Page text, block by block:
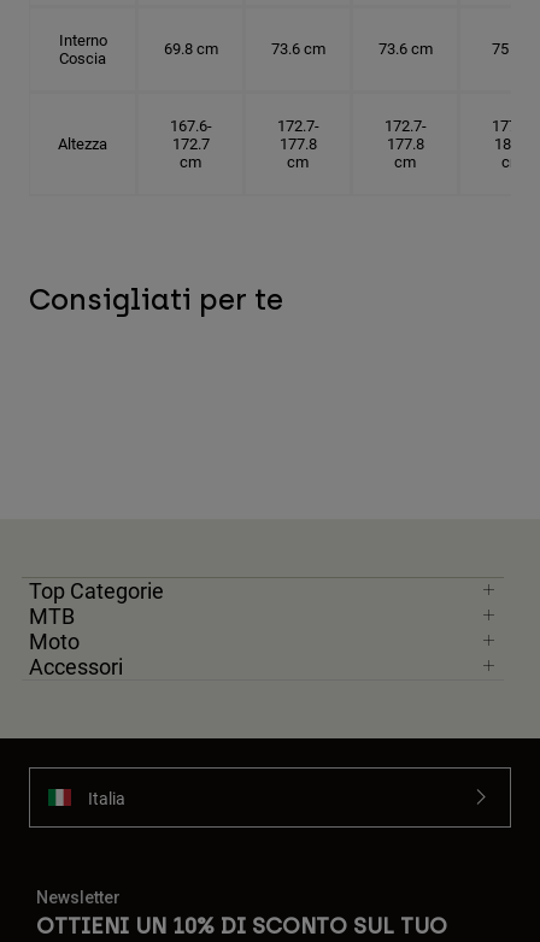
Interno
Coscia
69.8 cm 73.6 cm 73.6 cm 75 cm
Altezza
167.6-
172.7
cm
172.7-
177.8
cm
172.7-
177.8
cm
177.8-
182.9
cm
Consigliati per te
Top Categorie
MTB
Moto
Accessori
Italia
Newsletter
OTTIENI UN 10% DI SCONTO SUL TUO